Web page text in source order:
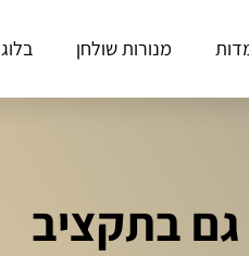
מנורות שולחן בלוג
גם בתקציב